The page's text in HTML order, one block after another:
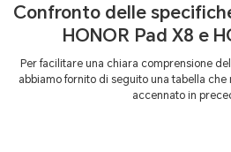
Confronto delle
HONOR Pad X8 e
Per facilitare una chiara comprensione
abbiamo fornito di seguito una tabella
accennato in